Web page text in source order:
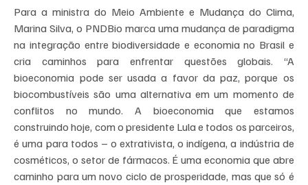
Para a ministra do Meio Ambiente e Mudança do Clima,
Marina Silva, o PNDBio marca uma mudança de paradigma
na integração entre biodiversidade e economia no Brasil e
cria caminhos para enfrentar questões globais. “A
bioeconomia pode ser usada a favor da paz, porque os
biocombustíveis são uma alternativa em um momento de
conflitos no mundo. A bioeconomia que estamos
construindo hoje, com o presidente Lula e todos os parceiros,
é uma para todos – o extrativista, o indígena, a indústria de
cosméticos, o setor de fármacos. É uma economia que abre
caminho para um novo ciclo de prosperidade, mas que só é